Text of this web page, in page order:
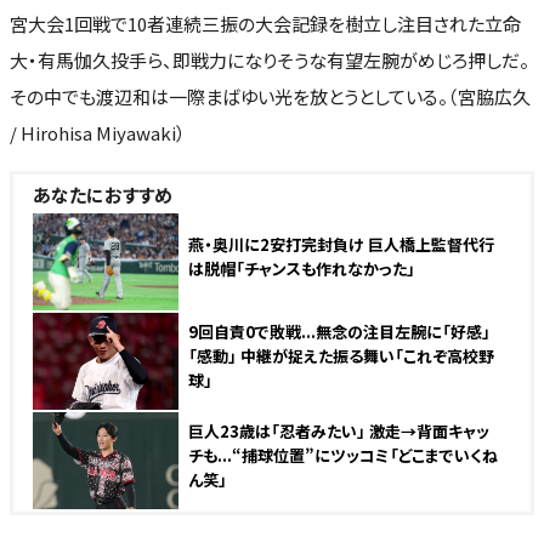
宮大会1回戦で10者連続三振の大会記録を樹立し注目された立命
大・有馬伽久投手ら、即戦力になりそうな有望左腕がめじろ押しだ。
その中でも渡辺和は一際まばゆい光を放とうとしている。（宮脇広久
/ Hirohisa Miyawaki）
あなたにおすすめ
燕・奥川に2安打完封負け 巨人橋上監督代行
は脱帽「チャンスも作れなかった」
9回自責0で敗戦...無念の注目左腕に「好感」
「感動」 中継が捉えた振る舞い「これぞ高校野
球」
巨人23歳は「忍者みたい」 激走→背面キャッ
チも...“捕球位置”にツッコミ「どこまでいくね
ん笑」